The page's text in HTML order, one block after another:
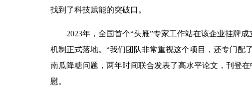
找到了科技赋能的突破口。
2023年，全国首个“头雁”专家工作站在该企业挂牌
机制正式落地。“我们团队非常重视这个项目，还专门配
南瓜降糖问题，两年时间联合发表了高水平论文，刊登
慰。